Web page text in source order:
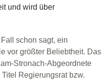
und wird über
schon sagt, ein
vor größter Beliebtheit. Das
Stronach-Abgeordnete
Regierungsrat bzw.